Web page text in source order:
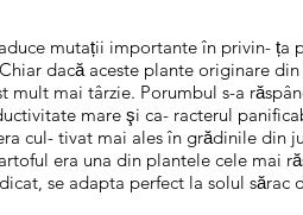
mutații importante în privin-
dacă aceste plante originare
mult mai târzie. Porumbul s-a
mare şi ca- racterul
cul- tivat mai ales în grădinile din
era una din plantele cele mai
se adapta perfect la solul